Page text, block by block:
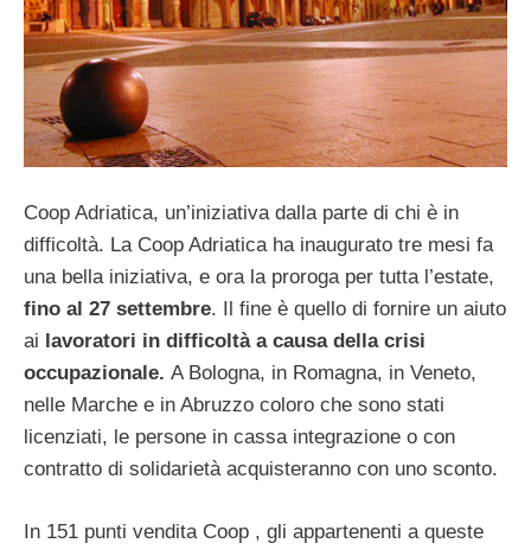
Coop Adriatica, un’iniziativa dalla parte di chi è in
difficoltà. La Coop Adriatica ha inaugurato tre mesi fa
una bella iniziativa, e ora la proroga per tutta l’estate,
fino al 27 settembre. Il fine è quello di fornire un aiuto
ai lavoratori in difficoltà a causa della crisi
occupazionale. A Bologna, in Romagna, in Veneto,
nelle Marche e in Abruzzo coloro che sono stati
licenziati, le persone in cassa integrazione o con
contratto di solidarietà acquisteranno con uno sconto.
In 151 punti vendita Coop , gli appartenenti a queste